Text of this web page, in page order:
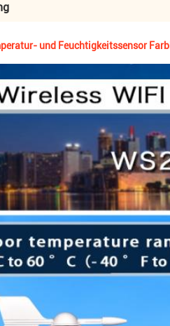
und Feuchtigkeitssensor